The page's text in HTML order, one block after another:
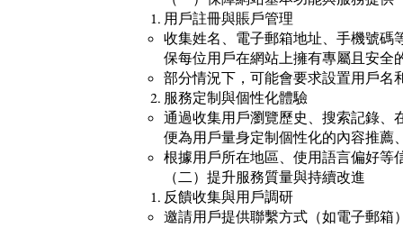
用戶註冊與賬戶管理
收集姓名、電子郵箱地址、手機號碼
保每位用戶在網站上擁有專屬且安全
部分情況下，可能會要求設置用戶名
服務定制與個性化體驗
通過收集用戶瀏覽歷史、搜索記錄、
便為用戶量身定制個性化的內容推薦
根據用戶所在地區、使用語言偏好等
（二）提升服務質量與持續改進
反饋收集與用戶調研
邀請用戶提供聯繫方式（如電子郵箱